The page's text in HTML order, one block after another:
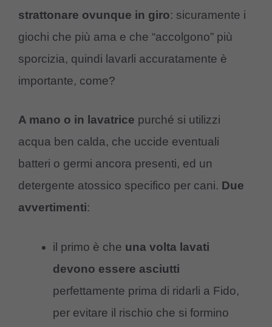
strattonare ovunque in giro: sicuramente i
giochi che più ama e che “accolgono” più
sporcizia, quindi lavarli accuratamente è
importante, come?
A mano o in lavatrice purché si utilizzi
acqua ben calda, che uccide eventuali
batteri o germi ancora presenti, ed un
detergente atossico specifico per cani. Due
avvertimenti:
il primo è che una volta lavati
devono essere asciutti
perfettamente prima di ridarli a Fido,
per evitare il rischio che si formino